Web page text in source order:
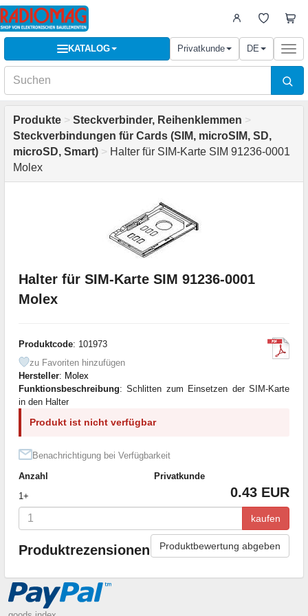
KATALOG Privatkunde DE
Produkte > Steckverbinder, Reihenklemmen >
Steckverbindungen für Cards (SIM, microSIM, SD,
microSD, Smart) > Halter für SIM-Karte SIM 91236-0001
Molex
Halter für SIM-Karte SIM 91236-0001
Molex
Produktcode: 101973
zu Favoriten hinzufügen
Hersteller: Molex
Funktionsbeschreibung: Schlitten zum Einsetzen der SIM-Karte
in den Halter
Produkt ist nicht verfügbar
Benachrichtigung bei Verfügbarkeit
Anzahl
Privatkunde
1+
0.43 EUR
kaufen
Produktrezensionen Produktbewertung abgeben